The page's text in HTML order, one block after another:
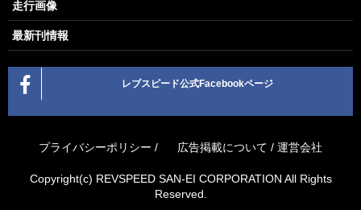
走行画像
最新刊情報
レブスピード公式Facebookページ
プライバシーポリシー / 広告掲載について / 運営会社
Copyright(c) REVSPEED SAN-EI CORPORATION All Rights
Reserved.